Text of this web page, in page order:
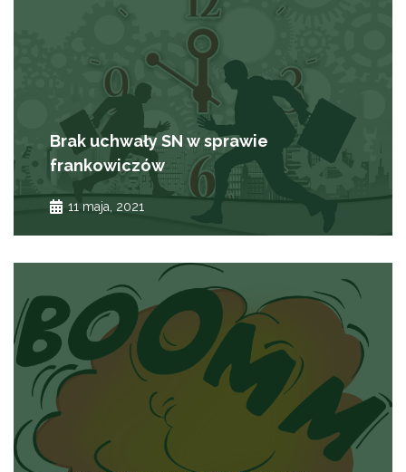
Brak uchwały SN w sprawie
frankowiczów
11 maja, 2021